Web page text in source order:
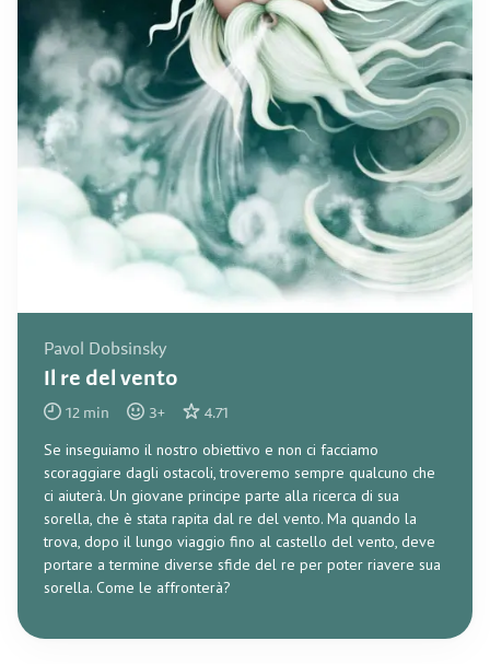
Pavol Dobsinsky
Il re del vento
12 min 3+ 4.71
Se inseguiamo il nostro obiettivo e non ci facciamo
scoraggiare dagli ostacoli, troveremo sempre qualcuno che
ci aiuterà. Un giovane principe parte alla ricerca di sua
sorella, che è stata rapita dal re del vento. Ma quando la
trova, dopo il lungo viaggio fino al castello del vento, deve
portare a termine diverse sfide del re per poter riavere sua
sorella. Come le affronterà?